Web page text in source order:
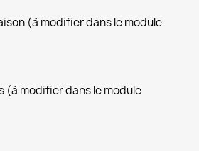
(à modifier dans le module
(à modifier dans le module